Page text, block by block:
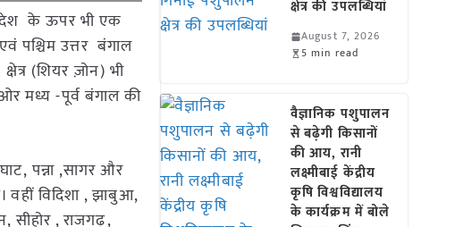
के ऊपर भी एक
पश्चिम उत्तर बंगाल
(शियर ज़ोन) भी
मध्य -पूर्व बंगाल की
पन्ना ,सागर और
वहीं विदिशा , झाबुआ,
सीहोर , राजगढ़,
क्षेत्र की उपलब्धियां
August 7, 2026
5 min read
वैज्ञानिक पशुपालन
से बढ़ेगी किसानों
की आय, रानी
लक्ष्मीबाई केंद्रीय
कृषि विश्वविद्यालय
के कार्यक्रम में बोले